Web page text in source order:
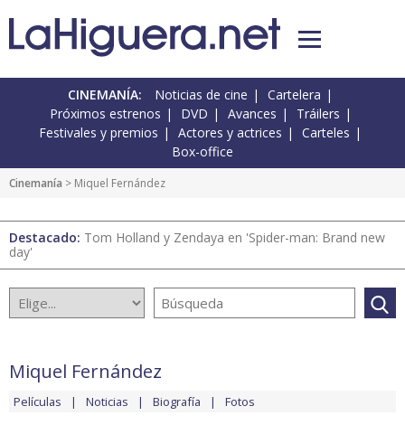
CINEMANÍA: Noticias de cine
Cartelera
Próximos estrenos
DVD Avances
Tráilers
Festivales y premios
Actores y actrices
Carteles
Box-office
Cinemanía > Miquel Fernández
Destacado: Tom Holland y Zendaya en 'Spider-man: Brand new
day'
Miquel Fernández
Películas Noticias Biografía Fotos